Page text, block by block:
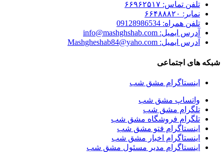
تلفن تماس: ۶۶۹۶۲۵۱۷
نمابر: ۶۶۴۸۸۸۲۰
تلفن همراه: 09128986534
آدرس ایمیل: info@mashghshab.com
آدرس ایمیل: Mashgheshab84@yaho.com
شبکه های اجتماعی
اینستاگرام مشق شب
واتساپ مشق شب
تلگرام مشق شب
تلگرام فروشگاه مشق شب
اینستاگرام فتو مشق شب
اینستاگرام اخبار مشق شب
اینستاگرام مدیر مسئول مشق شب